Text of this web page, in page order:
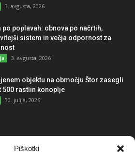
Piškotki
3. avgusta, 2026
po poplavah: obnova po načrtih,
sistem in večja odpornost za
3. avgusta, 2026
objektu na območju Štor zasegli
500 rastlin konoplje
30. julija, 2026